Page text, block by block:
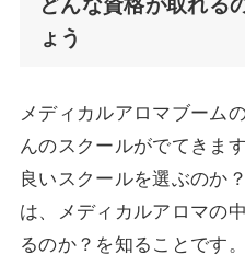
ょう
メディカルアロマブーム
んのスクールがでてきま
良いスクールを選ぶのか
は、メディカルアロマの
るのか？を知ることです。